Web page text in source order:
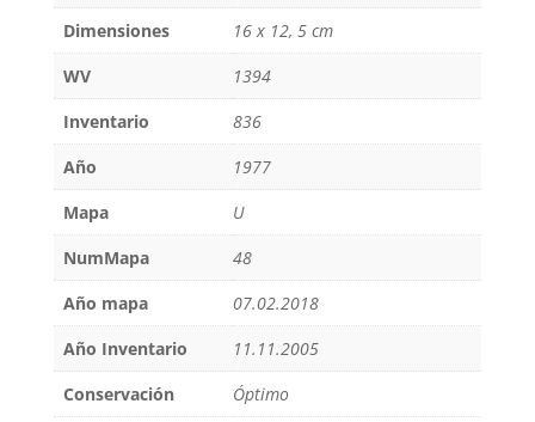
Dimensiones
16 x 12, 5 cm
WV
1394
Inventario
836
Año
1977
Mapa
U
NumMapa
48
Año mapa
07.02.2018
Año Inventario
11.11.2005
Conservación
Óptimo